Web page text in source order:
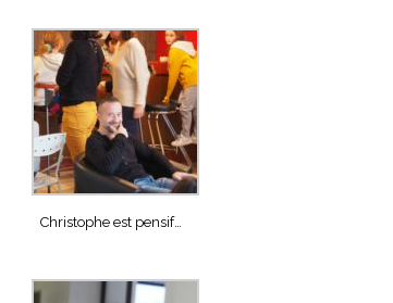
Christophe est pensif…